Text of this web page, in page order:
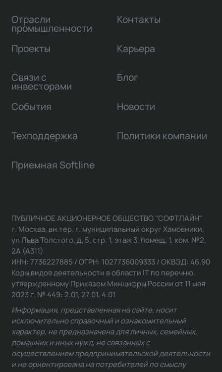
Отрасли
промышленности
Проекты
Связи с
инвесторами
Контакты
Карьера
Блог
События Новости
Техподдержка Политики компании
Приемная Softline
ПУБЛИЧНОЕ АКЦИОНЕРНОЕ ОБЩЕСТВО "СОФТЛАЙН"
г. Москва, вн.тер. г. муниципальный округ Хамовники,
ул Льва Толстого, д. 5, стр. 1, этаж 3, помещ. 1, ком. №2,
2А (А311)
ИНН: 7736227885 / ОГРН: 1027736009333 / ОКВЭД: 46.90
Коды видов деятельности в области IT по перечню,
утвержденному Приказом Минцифры России от 11 мая
2023 г. № 449: 2.01, 27.01, 4.01
Информация, представленная на сайте, носит
исключительно справочный и ознакомительный
характер, не предназначена для личных, семейных,
домашних и иных нужд, не связанных с
осуществлением предпринимательской деятельности
и не ориентирована на потребителей по смыслу